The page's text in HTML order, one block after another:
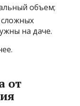
объем;
сложных
на даче.
от